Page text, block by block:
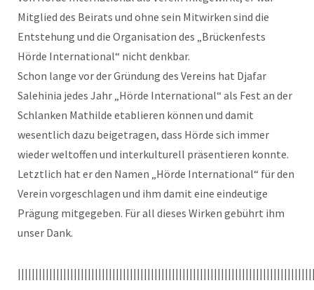
Mitglied des Beirats und ohne sein Mitwirken sind die
Entstehung und die Organisation des „Brückenfests
Hörde International“ nicht denkbar.
Schon lange vor der Gründung des Vereins hat Djafar
Salehinia jedes Jahr „Hörde International“ als Fest an der
Schlanken Mathilde etablieren können und damit
wesentlich dazu beigetragen, dass Hörde sich immer
wieder weltoffen und interkulturell präsentieren konnte.
Letztlich hat er den Namen „Hörde International“ für den
Verein vorgeschlagen und ihm damit eine eindeutige
Prägung mitgegeben. Für all dieses Wirken gebührt ihm
unser Dank.